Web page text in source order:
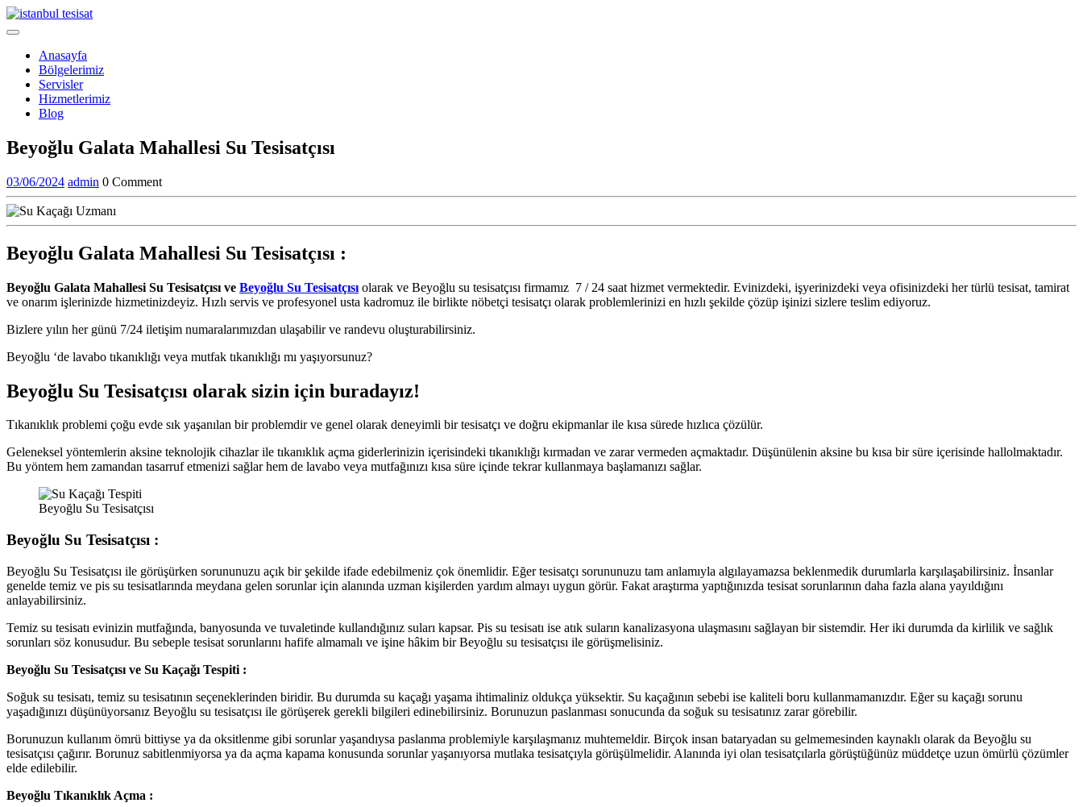
Skip
to
Open
Anasayfa
Bölgelerimiz
Servisler
Hizmetlerimiz
Blog
Close
Menu
Beyoğlu Galata Mahallesi Su Tesisatçısı
03/06/202403/06/2024
admin admin
0 Comment
Beyoğlu Galata Mahallesi Su Tesisatçısı :
Beyoğlu Galata Mahallesi Su Tesisatçısı ve Beyoğlu Su Tesisatçısı olarak ve Beyoğlu su tesisatçısı firmamız 7 / 24 saat hizmet vermektedir. Evinizdeki, işyerinizdeki veya ofisinizdeki her türlü tesisat, tamirat
ve onarım işlerinizde hizmetinizdeyiz. Hızlı servis ve profesyonel usta kadromuz ile birlikte nöbetçi tesisatçı olarak problemlerinizi en hızlı şekilde çözüp işinizi sizlere teslim ediyoruz.
Bizlere yılın her günü 7/24 iletişim numaralarımızdan ulaşabilir ve randevu oluşturabilirsiniz.
Beyoğlu ‘de lavabo tıkanıklığı veya mutfak tıkanıklığı mı yaşıyorsunuz?
Beyoğlu Su Tesisatçısı olarak sizin için buradayız!
Tıkanıklık problemi çoğu evde sık yaşanılan bir problemdir ve genel olarak deneyimli bir tesisatçı ve doğru ekipmanlar ile kısa sürede hızlıca çözülür.
Geleneksel yöntemlerin aksine teknolojik cihazlar ile tıkanıklık açma giderlerinizin içerisindeki tıkanıklığı kırmadan ve zarar vermeden açmaktadır. Düşünülenin aksine bu kısa bir süre içerisinde hallolmaktadır.
Bu yöntem hem zamandan tasarruf etmenizi sağlar hem de lavabo veya mutfağınızı kısa süre içinde tekrar kullanmaya başlamanızı sağlar.
Beyoğlu Su Tesisatçısı
Beyoğlu Su Tesisatçısı :
Beyoğlu Su Tesisatçısı ile görüşürken sorununuzu açık bir şekilde ifade edebilmeniz çok önemlidir. Eğer tesisatçı sorununuzu tam anlamıyla algılayamazsa beklenmedik durumlarla karşılaşabilirsiniz. İnsanlar
genelde temiz ve pis su tesisatlarında meydana gelen sorunlar için alanında uzman kişilerden yardım almayı uygun görür. Fakat araştırma yaptığınızda tesisat sorunlarının daha fazla alana yayıldığını
anlayabilirsiniz.
Temiz su tesisatı evinizin mutfağında, banyosunda ve tuvaletinde kullandığınız suları kapsar. Pis su tesisatı ise atık suların kanalizasyona ulaşmasını sağlayan bir sistemdir. Her iki durumda da kirlilik ve sağlık
sorunları söz konusudur. Bu sebeple tesisat sorunlarını hafife almamalı ve işine hâkim bir Beyoğlu su tesisatçısı ile görüşmelisiniz.
Beyoğlu Su Tesisatçısı ve Su Kaçağı Tespiti :
Soğuk su tesisatı, temiz su tesisatının seçeneklerinden biridir. Bu durumda su kaçağı yaşama ihtimaliniz oldukça yüksektir. Su kaçağının sebebi ise kaliteli boru kullanmamanızdır. Eğer su kaçağı sorunu
yaşadığınızı düşünüyorsanız Beyoğlu su tesisatçısı ile görüşerek gerekli bilgileri edinebilirsiniz. Borunuzun paslanması sonucunda da soğuk su tesisatınız zarar görebilir.
Borunuzun kullanım ömrü bittiyse ya da oksitlenme gibi sorunlar yaşandıysa paslanma problemiyle karşılaşmanız muhtemeldir. Birçok insan bataryadan su gelmemesinden kaynaklı olarak da Beyoğlu su
tesisatçısı çağırır. Borunuz sabitlenmiyorsa ya da açma kapama konusunda sorunlar yaşanıyorsa mutlaka tesisatçıyla görüşülmelidir. Alanında iyi olan tesisatçılarla görüştüğünüz müddetçe uzun ömürlü çözümler
elde edilebilir.
Beyoğlu Tıkanıklık Açma :